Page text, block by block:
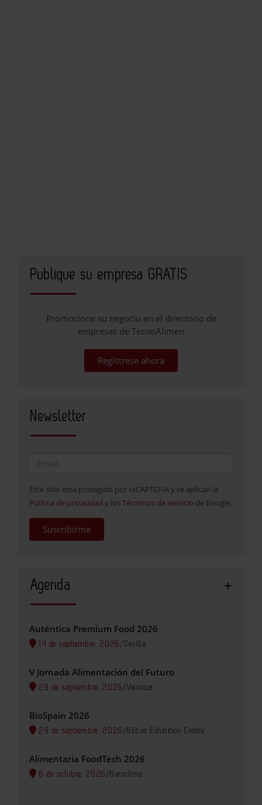
Publique su empresa GRATIS
Promocione su negocio en el directorio de
empresas de TecnoAlimen
Regístrese ahora
Newsletter
Este sitio está protegido por reCAPTCHA y se aplican la
Política de privacidad y los Términos de servicio de Google.
Suscribirme
Agenda
Auténtica Premium Food 2026
14 de septiembre, 2026 /Sevilla
V Jornada Alimentación del Futuro
29 de septiembre, 2026 /Valencia
BioSpain 2026
29 de septiembre, 2026 / Bilbao Exhibition Centre
Alimentaria FoodTech 2026
6 de octubre, 2026 / Barcelona